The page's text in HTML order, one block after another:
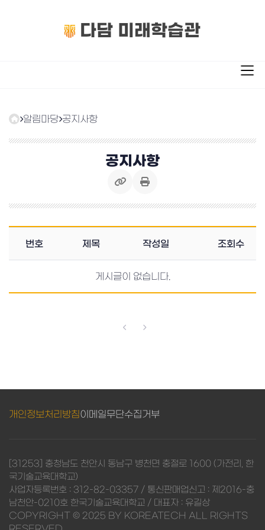
다담 미래학습관
알림마당 공지사항
공지사항
번호 제목 작성일 조회수
게시글이 없습니다.
개인정보처리방침이메일무단수집거부
[31253] 충청남도 천안시 동남구 병천면 충절로 1600 (가전리, 한
국기술교육대학교)
사업자등록번호 : 312-82-03357 / 통신판매업신고 : 제2016-충
남천안-0210호 한국기술교육대학교 / 대표자 : 유길상
COPYRIGHT © 2025 BY KOREATECH ALL RIGHTS